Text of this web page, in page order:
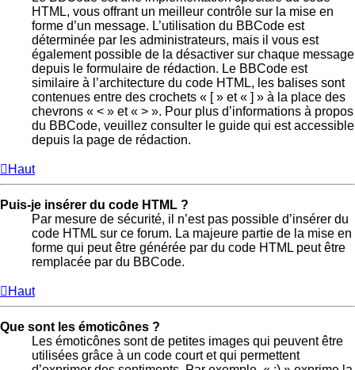
HTML, vous offrant un meilleur contrôle sur la mise en
forme d’un message. L’utilisation du BBCode est
déterminée par les administrateurs, mais il vous est
également possible de la désactiver sur chaque message
depuis le formulaire de rédaction. Le BBCode est
similaire à l’architecture du code HTML, les balises sont
contenues entre des crochets « [ » et « ] » à la place des
chevrons « < » et « > ». Pour plus d’informations à propos
du BBCode, veuillez consulter le guide qui est accessible
depuis la page de rédaction.
Haut
Puis-je insérer du code HTML ?
Par mesure de sécurité, il n’est pas possible d’insérer du
code HTML sur ce forum. La majeure partie de la mise en
forme qui peut être générée par du code HTML peut être
remplacée par du BBCode.
Haut
Que sont les émoticônes ?
Les émoticônes sont de petites images qui peuvent être
utilisées grâce à un code court et qui permettent